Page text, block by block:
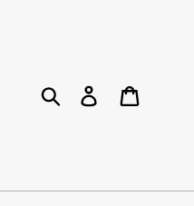
Cari Log masuk